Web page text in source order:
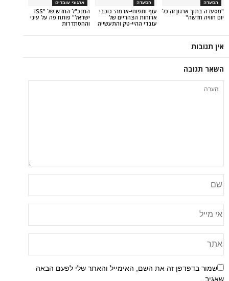
המנכ"ל החדש של "ISS
ישראל" פותח פה על עיני
וההסתדרות
עוף ותפוחי-אדמה: כוכבי
ארוחות הצהריים של
עובדי ההיי-טק והתעשייה
זה כל
זה את השם, האימייל והאתר שלי לפעם הבאה